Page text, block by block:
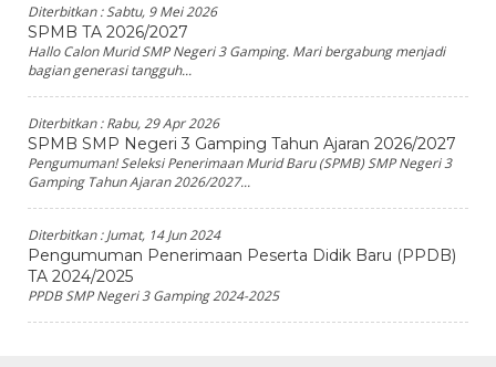
Diterbitkan :Sabtu, 9 Mei 2026
SPMB TA 2026/2027
Hallo Calon Murid SMP Negeri 3 Gamping. Mari bergabung menjadi
bagian generasi tangguh...
Diterbitkan :Rabu, 29 Apr 2026
SPMB SMP Negeri 3 Gamping Tahun Ajaran 2026/2027
Pengumuman! Seleksi Penerimaan Murid Baru (SPMB) SMP Negeri 3
Gamping Tahun Ajaran 2026/2027...
Diterbitkan :Jumat, 14 Jun 2024
Pengumuman Penerimaan Peserta Didik Baru (PPDB)
TA 2024/2025
PPDB SMP Negeri 3 Gamping 2024-2025